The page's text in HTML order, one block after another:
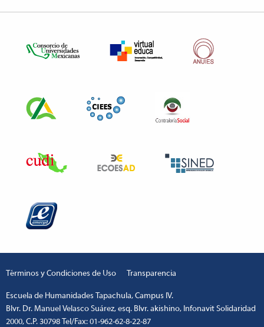
Términos y Condiciones de Uso Transparencia
Escuela de Humanidades Tapachula, Campus IV.
Blvr. Dr. Manuel Velasco Suárez, esq. Blvr. akishino, Infonavit Solidaridad
2000, C.P. 30798 Tel/Fax: 01-962-62-8-22-87